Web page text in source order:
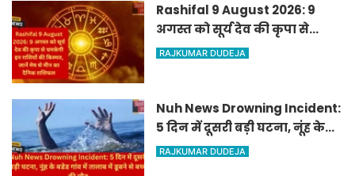
Rashifal 9 August 2026: 9
अगस्त को सूर्य देव की कृपा से
चमकेगी इन राशियों की किस्मत,
RAJKUMAR DUDEJA
Nuh News Drowning Incident:
5 दिन में दूसरी बड़ी घटना, नूंह के
बडेड गांव में तालाब में डूबने से बच्चे
RAJKUMAR DUDEJA